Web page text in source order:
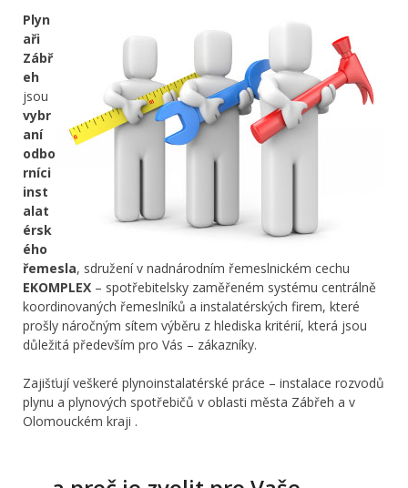
Plyn
aři
Zábř
eh
jsou
vybr
aní
odbo
rníci
inst
alat
érsk
ého
řemesla, sdružení v nadnárodním řemeslnickém cechu
EKOMPLEX – spotřebitelsky zaměřeném systému centrálně
koordinovaných řemeslníků a instalatérských firem, které
prošly náročným sítem výběru z hlediska kritérií, která jsou
důležitá především pro Vás – zákazníky.
Zajišťují veškeré plynoinstalatérské práce – instalace rozvodů
plynu a plynových spotřebičů v oblasti města Zábřeh a v
Olomouckém kraji .